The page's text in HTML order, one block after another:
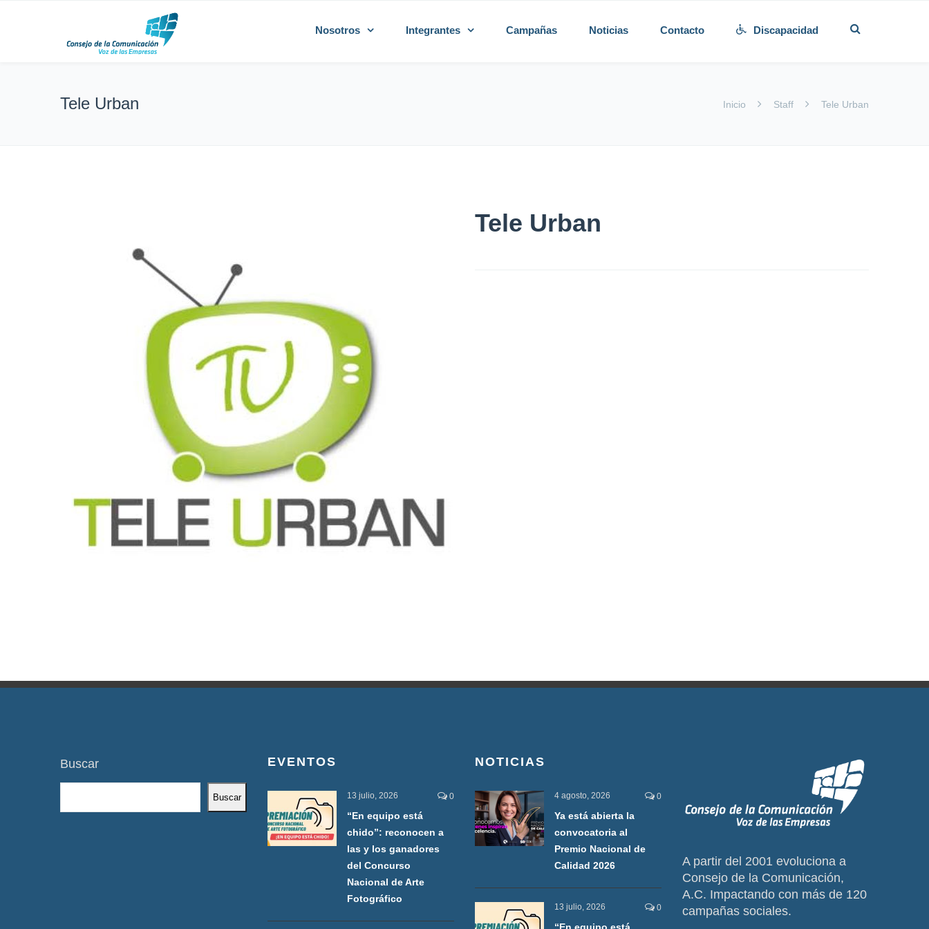
Nosotros Integrantes Campañas Noticias Contacto Discapacidad
Tele Urban Inicio Staff Tele Urban
Tele Urban
Buscar
Buscar
EVENTOS
13 julio, 2026 0
“En equipo está
chido”: reconocen a
las y los ganadores
del Concurso
Nacional de Arte
Fotográfico
NOTICIAS
4 agosto, 2026 0
Ya está abierta la
convocatoria al
Premio Nacional de
Calidad 2026
13 julio, 2026 0
A partir del 2001 evoluciona a
Consejo de la Comunicación,
A.C. Impactando con más de 120
campañas sociales.